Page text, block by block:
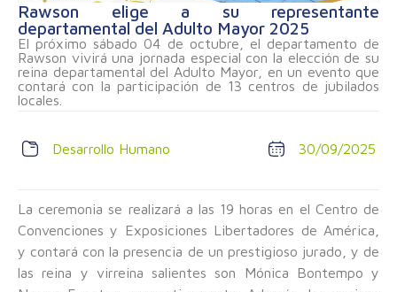
Rawson elige a su representante
departamental del Adulto Mayor 2025
El próximo sábado 04 de octubre, el departamento de
Rawson vivirá una jornada especial con la elección de su
reina departamental del Adulto Mayor, en un evento que
contará con la participación de 13 centros de jubilados
locales.
Desarrollo Humano 30/09/2025
La ceremonia se realizará a las 19 horas en el Centro de
Convenciones y Exposiciones Libertadores de América,
y contará con la presencia de un prestigioso jurado, y de
las reina y virreina salientes son Mónica Bontempo y